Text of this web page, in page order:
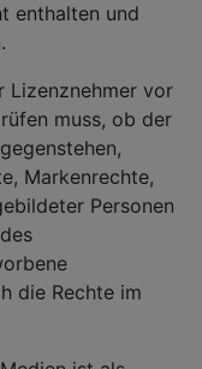
enthalten und
Lizenznehmer vor
muss, ob der
Markenrechte,
Personen
die Rechte im